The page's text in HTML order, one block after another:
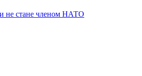
не стане членом НАТО